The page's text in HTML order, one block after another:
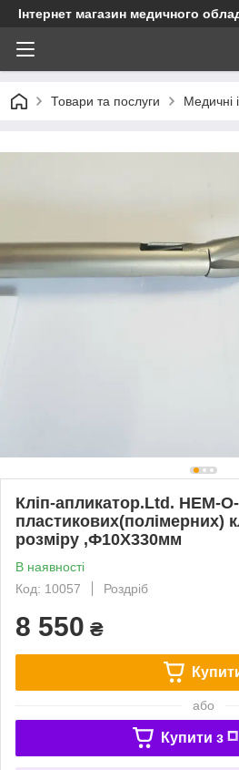
Інтернет магазин медичного
Товари та послуги Медичні
Кліп-апликатор.Ltd. HEM-
пластикових(полімерних)
розміру ,Ф10Х330мм
В наявності
Код: 10057
Роздріб
8 550 ₴
або
Купити з